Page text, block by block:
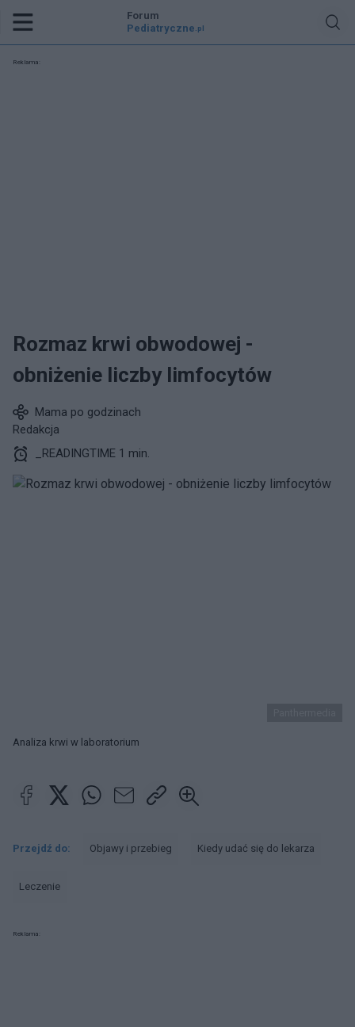
Forum
Pediatryczne .pl
Reklama:
Rozmaz krwi obwodowej -
obniżenie liczby limfocytów
Mama po godzinach
Redakcja
_READINGTIME 1 min.
Analiza krwi w laboratorium
Przejdź do: Objawy i przebieg Kiedy udać się do lekarza
Leczenie
Reklama: